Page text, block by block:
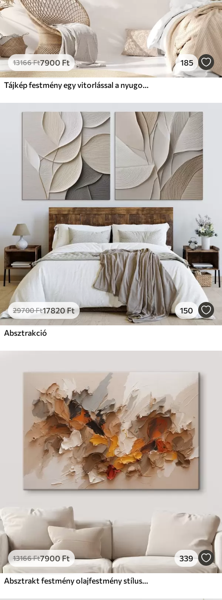
13166Ft7900 Ft 185
Tájkép festmény egy vitorlással a nyugodt tengeren, narancssárga és sárga égbolt, távoli hegyek
29700Ft17820Ft 150
Absztrakció
13166Ft7900Ft 339
Absztrakt festmény olajfestmény stílusban